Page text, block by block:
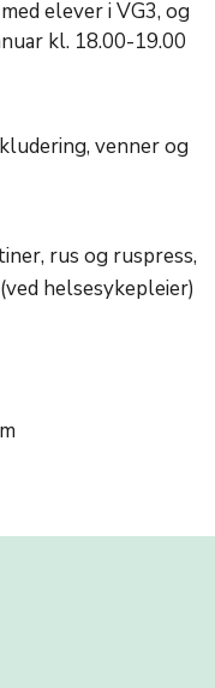
elever i VG3, og
kl. 18.00-19.00
venner og
rus og ruspress,
helsesykepleier)